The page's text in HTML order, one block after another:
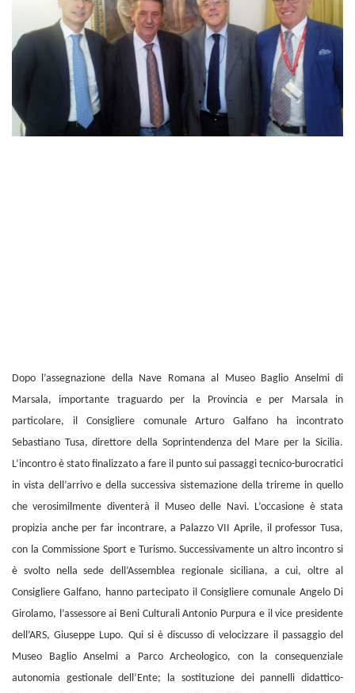
Dopo l’assegnazione della Nave Romana al Museo Baglio Anselmi di
Marsala, importante traguardo per la Provincia e per Marsala in
particolare, il Consigliere comunale Arturo Galfano ha incontrato
Sebastiano Tusa, direttore della Soprintendenza del Mare per la Sicilia.
L’incontro è stato finalizzato a fare il punto sui passaggi tecnico-burocratici
in vista dell’arrivo e della successiva sistemazione della trireme in quello
che verosimilmente diventerà il Museo delle Navi. L’occasione è stata
propizia anche per far incontrare, a Palazzo VII Aprile, il professor Tusa,
con la Commissione Sport e Turismo. Successivamente un altro incontro si
è svolto nella sede dell’Assemblea regionale siciliana, a cui, oltre al
Consigliere Galfano, hanno partecipato il Consigliere comunale Angelo Di
Girolamo, l’assessore ai Beni Culturali Antonio Purpura e il vice presidente
dell’ARS, Giuseppe Lupo. Qui si è discusso di velocizzare il passaggio del
Museo Baglio Anselmi a Parco Archeologico, con la consequenziale
autonomia gestionale dell’Ente; la sostituzione dei pannelli didattico-